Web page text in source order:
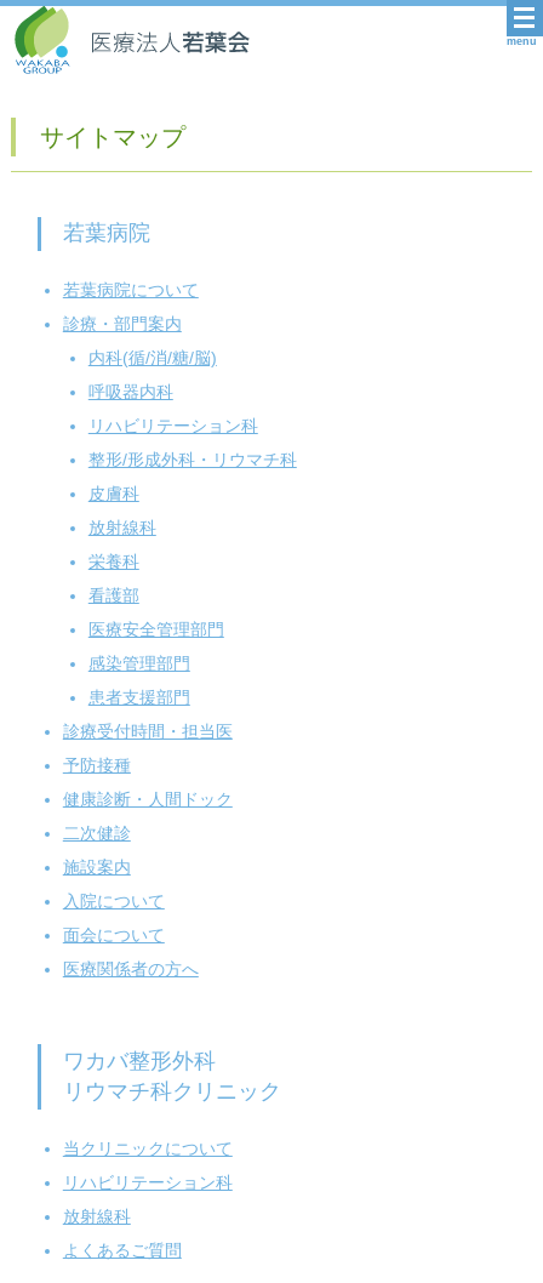
menu
サイトマップ
若葉病院
若葉病院について
診療・部門案内
内科(循/消/糖/脳)
呼吸器内科
リハビリテーション科
整形/形成外科・リウマチ科
皮膚科
放射線科
栄養科
看護部
医療安全管理部門
感染管理部門
患者支援部門
診療受付時間・担当医
予防接種
健康診断・人間ドック
二次健診
施設案内
入院について
面会について
医療関係者の方へ
ワカバ整形外科
リウマチ科クリニック
当クリニックについて
リハビリテーション科
放射線科
よくあるご質問